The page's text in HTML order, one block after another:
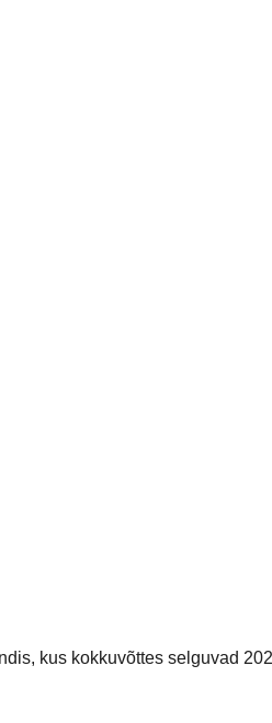
kus kokkuvõttes selguvad